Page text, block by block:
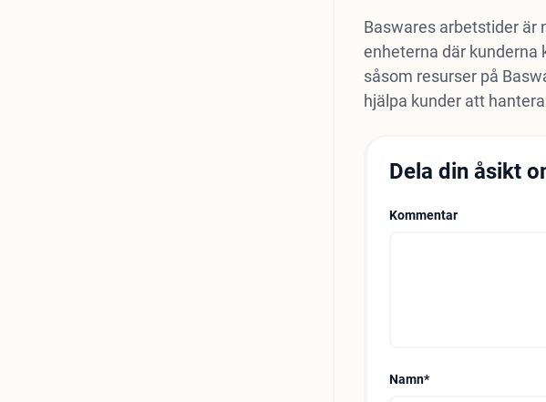
Baswares arbetstider är
enheterna där kunderna
såsom resurser på
hjälpa kunder att
Dela din åsikt
Kommentar
Namn*